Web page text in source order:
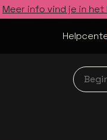
Meer info vind je in
Begin